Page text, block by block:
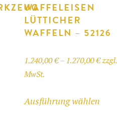
WAFFELEISEN
LÜTTICHER
WAFFELN – 52126
1.240,00€– 1.270,00€ zzgl.
MwSt.
Ausführung wählen